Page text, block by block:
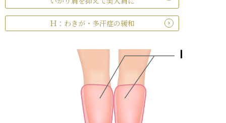
Ｈ：わきが・多汗症の緩和